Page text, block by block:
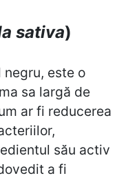
sativa)
negru, este o
sa largă de
ar fi reducerea
său activ
a fi